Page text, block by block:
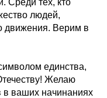
людей,
движения. Верим в
единства,
Желаю
в ваших начинаниях